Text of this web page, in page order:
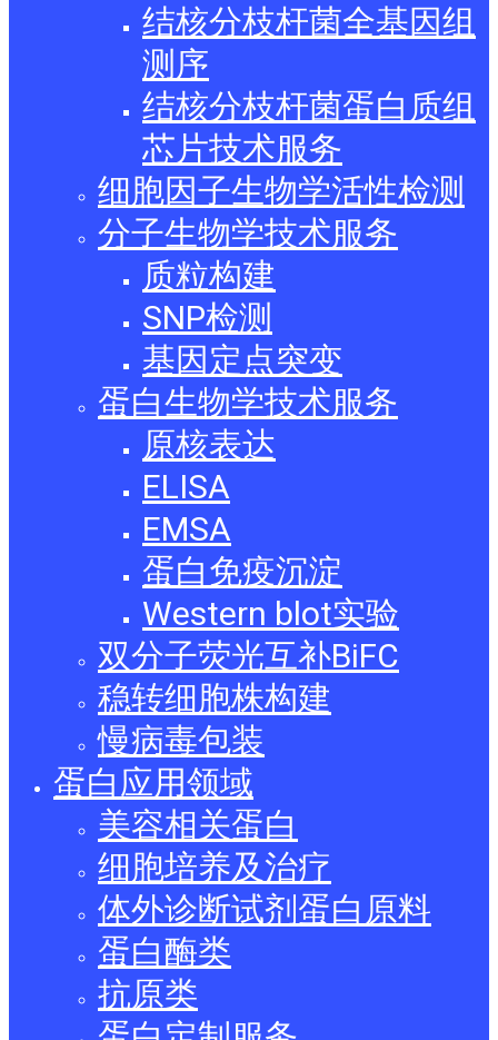
结核分枝杆菌全基因组
测序
结核分枝杆菌蛋白质组
芯片技术服务
细胞因子生物学活性检测
分子生物学技术服务
质粒构建
SNP检测
基因定点突变
蛋白生物学技术服务
原核表达
ELISA
EMSA
蛋白免疫沉淀
Western blot实验
双分子荧光互补BiFC
稳转细胞株构建
慢病毒包装
蛋白应用领域
美容相关蛋白
细胞培养及治疗
体外诊断试剂蛋白原料
蛋白酶类
抗原类